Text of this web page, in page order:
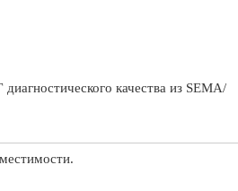
качества из SEMA/